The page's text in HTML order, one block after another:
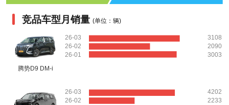
竞品车型月销量 (单位：辆)
腾势D9 DM-i
26-03
26-02
26-01
3108
2090
3003
26-03
26-02
4202
2233